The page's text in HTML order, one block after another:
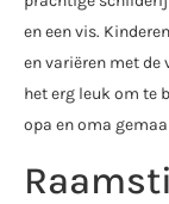
en een vis.
en variëren met de
het erg leuk om te
opa en oma